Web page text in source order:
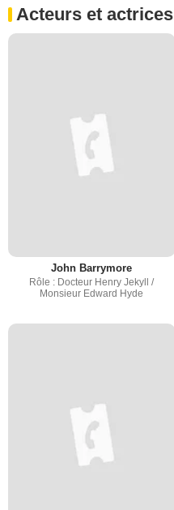
Acteurs et actrices
John Barrymore
Rôle : Docteur Henry Jekyll /
Monsieur Edward Hyde